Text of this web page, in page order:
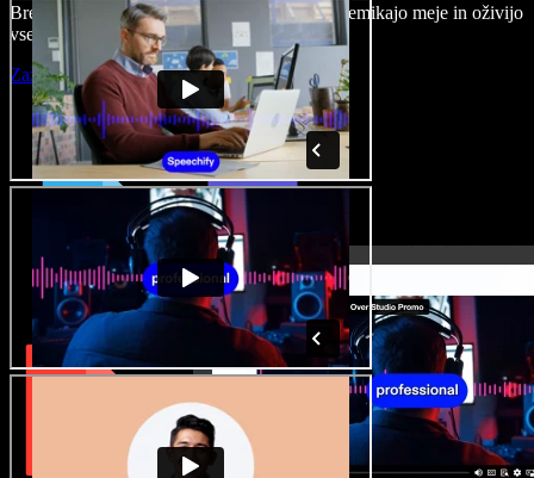
Brez učenja in kar iz brskalnika ustvarjalci premikajo meje in oživijo
vse ideje.
Zaženi Studio